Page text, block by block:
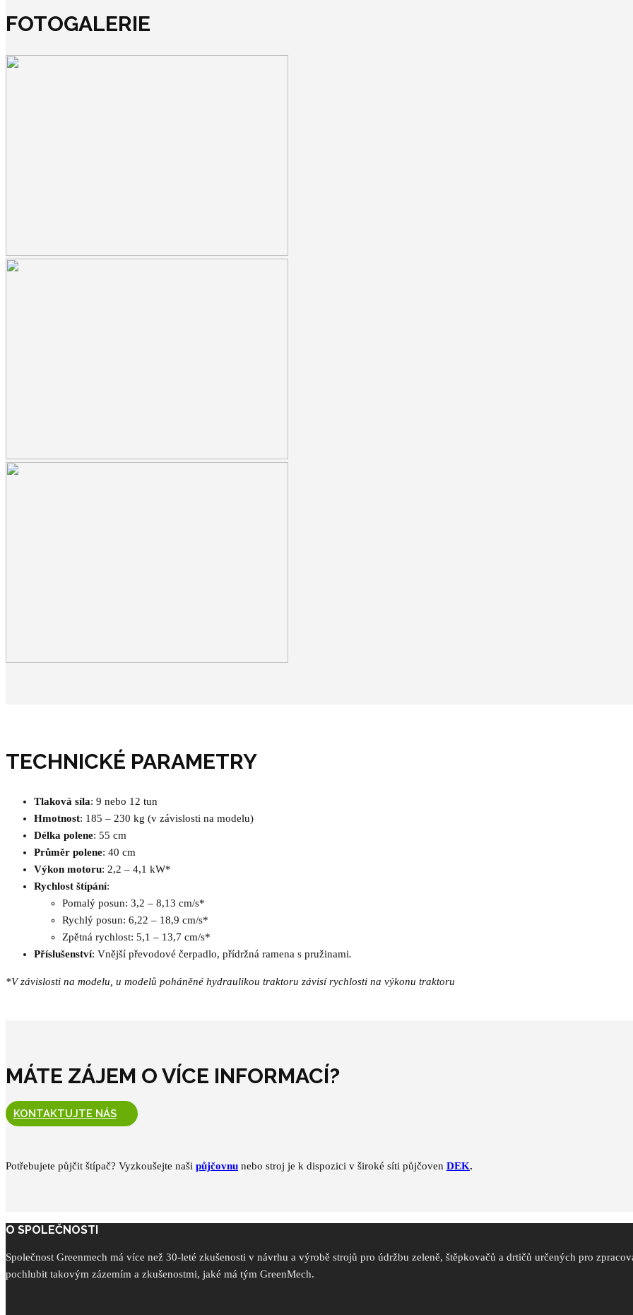
FOTOGALERIE
TECHNICKÉ PARAMETRY
Tlaková síla: 9 nebo 12 tun
Hmotnost: 185 – 230 kg (v závislosti na modelu)
Délka polene: 55 cm
Průměr polene: 40 cm
Výkon motoru: 2,2 – 4,1 kW*
Rychlost štípání:
Pomalý posun: 3,2 – 8,13 cm/s*
Rychlý posun: 6,22 – 18,9 cm/s*
Zpětná rychlost: 5,1 – 13,7 cm/s*
Příslušenství: Vnější převodové čerpadlo, přídržná ramena s pružinami.
*V závislosti na modelu, u modelů poháněné hydraulikou traktoru závisí rychlosti na výkonu traktoru
MÁTE ZÁJEM O VÍCE INFORMACÍ?
KONTAKTUJTE NÁS
Potřebujete půjčit štípač? Vyzkoušejte naši půjčovnu nebo stroj je k dispozici v široké síti půjčoven DEK.
O SPOLEČNOSTI
Společnost Greenmech má více než 30-leté zkušenosti v návrhu a výrobě strojů pro údržbu zeleně, štěpkovačů a drtičů určených pro
pochlubit takovým zázemím a zkušenostmi, jaké má tým GreenMech.